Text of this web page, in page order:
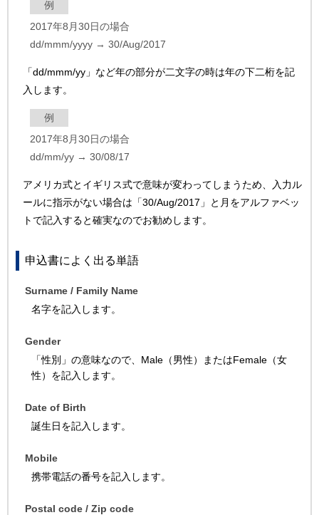
例
2017年8月30日の場合
dd/mmm/yyyy → 30/Aug/2017
「dd/mmm/yy」など年の部分が二文字の時は年の下二桁を記
入します。
例
2017年8月30日の場合
dd/mm/yy → 30/08/17
アメリカ式とイギリス式で意味が変わってしまうため、入力ル
ールに指示がない場合は「30/Aug/2017」と月をアルファベッ
トで記入すると確実なのでお勧めします。
申込書によく出る単語
Surname / Family Name
名字を記入します。
Gender
「性別」の意味なので、Male（男性）またはFemale（女
性）を記入します。
Date of Birth
誕生日を記入します。
Mobile
携帯電話の番号を記入します。
Postal code / Zip code